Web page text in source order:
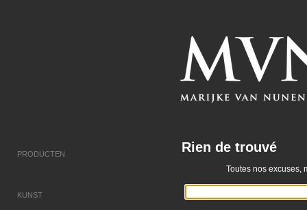
PRODUCTEN
KUNST
Rien de trouvé
Toutes nos excuses,